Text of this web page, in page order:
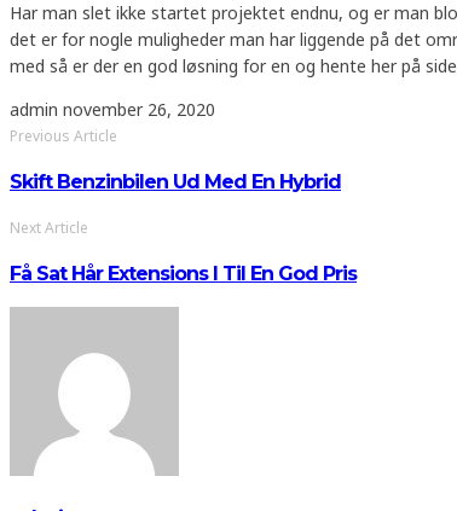
Har man slet ikke startet projektet endnu, og er man
det er for nogle muligheder man har liggende på det
med så er der en god løsning for en og hente her på
admin november 26, 2020
Previous Article
Skift Benzinbilen Ud Med En Hybrid
Next Article
Få Sat Hår Extensions I Til En God Pris